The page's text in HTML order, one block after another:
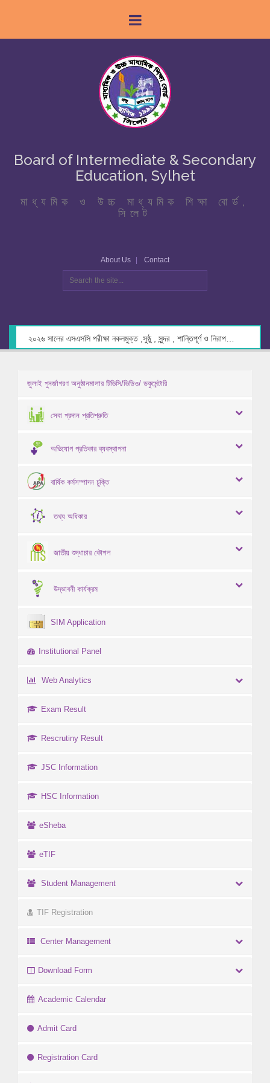
Board of Intermediate & Secondary
Education, Sylhet
মাধ্যমিক ও উচ্চ মাধ্যমিক শিক্ষা বোর্ড,
সিলেট
About Us Contact
জুলাই পুনর্জাগরণ অনুষ্ঠানমালার টিভিসি/ভিডিও/ ডকুমেন্টারি
সেবা প্রদান প্রতিশ্রুতি
অভিযোগ প্রতিকার ব্যবস্থাপনা
বার্ষিক কর্মসম্পাদন চুক্তি
তথ্য অধিকার
জাতীয় শুদ্ধাচার কৌশল
উদ্ভাবনী কার্যক্রম
SIM Application
Institutional Panel
Web Analytics
Exam Result
Rescrutiny Result
JSC Information
HSC Information
eSheba
eTIF
Student Management
TIF Registration
Center Management
Download Form
Academic Calendar
Admit Card
Registration Card